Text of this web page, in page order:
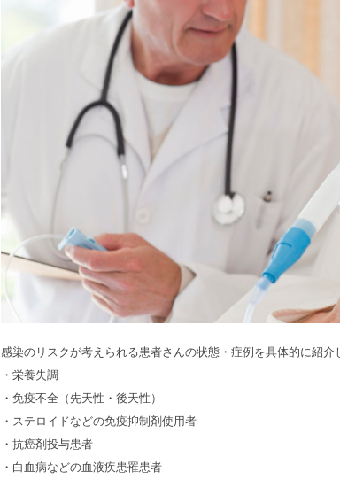
感染のリスクが考えられる患者さんの状態・症例を具体的に紹介
・栄養失調
・免疫不全（先天性・後天性）
・ステロイドなどの免疫抑制剤使用者
・抗癌剤投与患者
・白血病などの血液疾患罹患者